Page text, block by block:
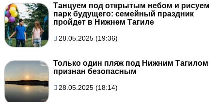
Танцуем под открытым небом и рисуем
парк будущего: семейный праздник
пройдет в Нижнем Тагиле
28.05.2025 (19:36)
Только один пляж под Нижним Тагилом
признан безопасным
28.05.2025 (18:14)